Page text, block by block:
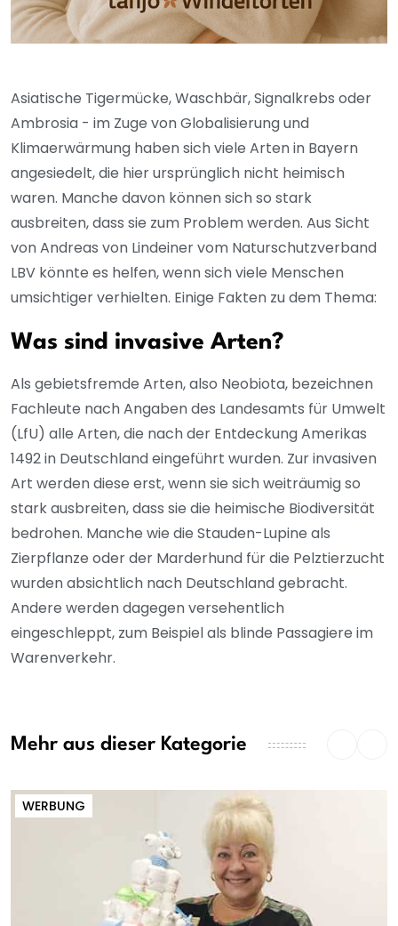
Asiatische Tigermücke, Waschbär, Signalkrebs oder
Ambrosia - im Zuge von Globalisierung und
Klimaerwärmung haben sich viele Arten in Bayern
angesiedelt, die hier ursprünglich nicht heimisch
waren. Manche davon können sich so stark
ausbreiten, dass sie zum Problem werden. Aus Sicht
von Andreas von Lindeiner vom Naturschutzverband
LBV könnte es helfen, wenn sich viele Menschen
umsichtiger verhielten. Einige Fakten zu dem Thema:
Was sind invasive Arten?
Als gebietsfremde Arten, also Neobiota, bezeichnen
Fachleute nach Angaben des Landesamts für Umwelt
(LfU) alle Arten, die nach der Entdeckung Amerikas
1492 in Deutschland eingeführt wurden. Zur invasiven
Art werden diese erst, wenn sie sich weiträumig so
stark ausbreiten, dass sie die heimische Biodiversität
bedrohen. Manche wie die Stauden-Lupine als
Zierpflanze oder der Marderhund für die Pelztierzucht
wurden absichtlich nach Deutschland gebracht.
Andere werden dagegen versehentlich
eingeschleppt, zum Beispiel als blinde Passagiere im
Warenverkehr.
Mehr aus dieser Kategorie
WERBUNG